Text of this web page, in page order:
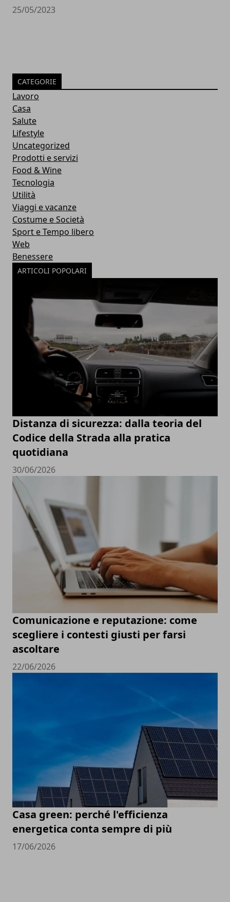
25/05/2023
CATEGORIE
Lavoro
Casa
Salute
Lifestyle
Uncategorized
Prodotti e servizi
Food & Wine
Tecnologia
Utilità
Viaggi e vacanze
Costume e Società
Sport e Tempo libero
Web
Benessere
ARTICOLI POPOLARI
Distanza di sicurezza: dalla teoria del
Codice della Strada alla pratica
quotidiana
30/06/2026
Comunicazione e reputazione: come
scegliere i contesti giusti per farsi
ascoltare
22/06/2026
Casa green: perché l'efficienza
energetica conta sempre di più
17/06/2026